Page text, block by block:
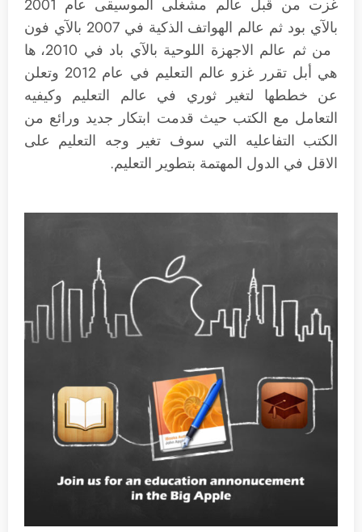
غزت من قبل عالم مشغلى الموسيقى عام 2001
بالآي بود ثم عالم الهواتف الذكية في 2007 بالآي فون
من ثم عالم الاجهزة اللوحية بالآي باد في 2010، ها
هي أبل تقرر غزو عالم التعليم في عام 2012 وتعلن
عن خططها لتغير ثوري في عالم التعليم وكيفيه
التعامل مع الكتب حيث قدمت ابتكار جديد ورائع من
الكتب التفاعليه التي سوف تغير وجه التعليم على
الاقل في الدول المهتمة بتطوير التعليم.